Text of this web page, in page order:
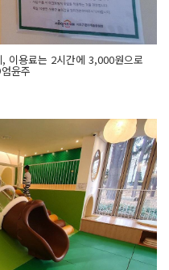
이용료는 2시간에 3,000원으로
윤주